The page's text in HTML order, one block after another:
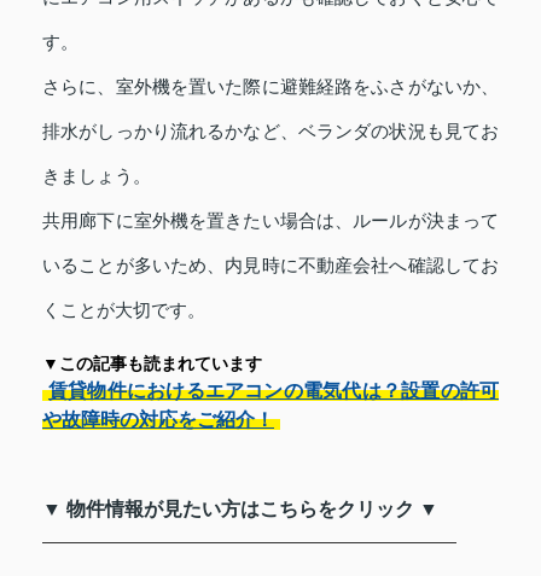
す。
さらに、室外機を置いた際に避難経路をふさがないか、
排水がしっかり流れるかなど、ベランダの状況も見てお
きましょう。
共用廊下に室外機を置きたい場合は、ルールが決まって
いることが多いため、内見時に不動産会社へ確認してお
くことが大切です。
▼この記事も読まれています
賃貸物件におけるエアコンの電気代は？設置の許可
や故障時の対応をご紹介！
▼ 物件情報が見たい方はこちらをクリック ▼